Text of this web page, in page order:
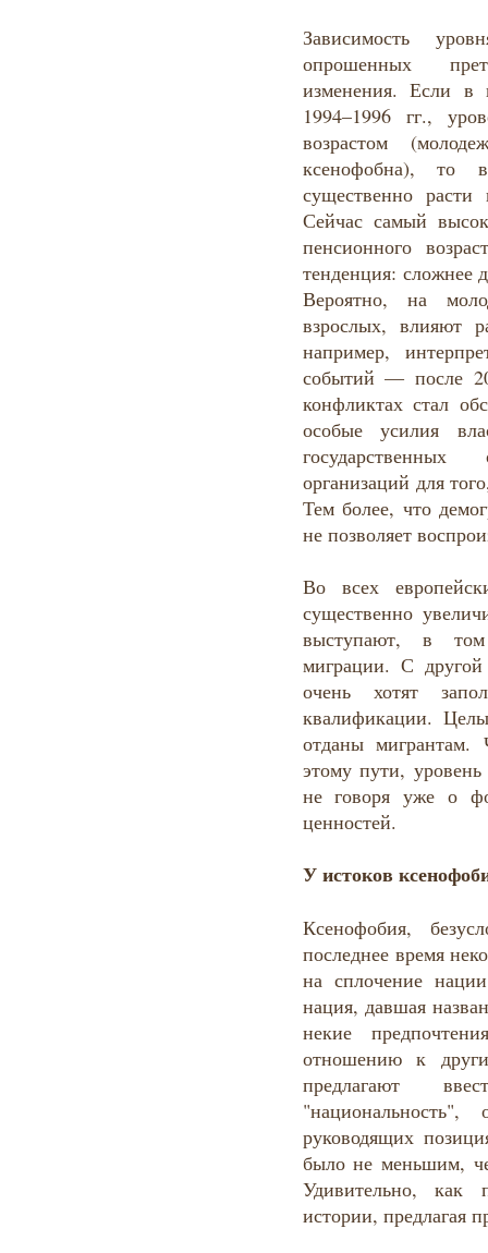
Зависимость
опрошенных
изменения. Если в
1994–1996 гг.,
возрастом
ксенофобна), то
существенно
Сейчас самый
пенсионного
тенденция: сложнее
Вероятно, на
взрослых, влияют
например,
событий — после
конфликтах стал
особые усилия
организаций для
Тем более, что
не позволяет
Во всех
существенно
выступают, в
миграции. С
очень хотят
квалификации.
отданы
этому пути,
не говоря уже о
ценностей.
У истоков
Ксенофобия,
последнее время
на сплочение
нация, давшая
некие
отношению к
предлагают
руководящих
было не меньшим,
Удивительно, как
истории, предлагая